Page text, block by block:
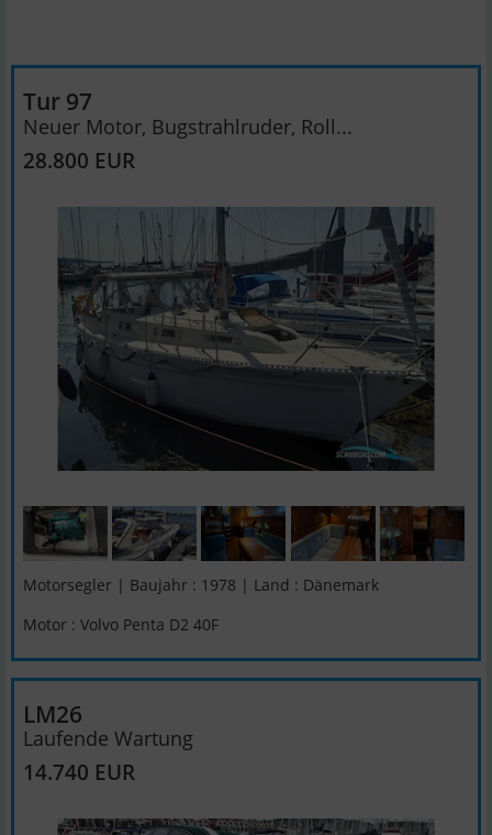
Tur 97
Neuer Motor, Bugstrahlruder, Roll...
28.800 EUR
Motorsegler | Baujahr : 1978 | Land : Dänemark
Motor : Volvo Penta D2 40F
LM26
Laufende Wartung
14.740 EUR